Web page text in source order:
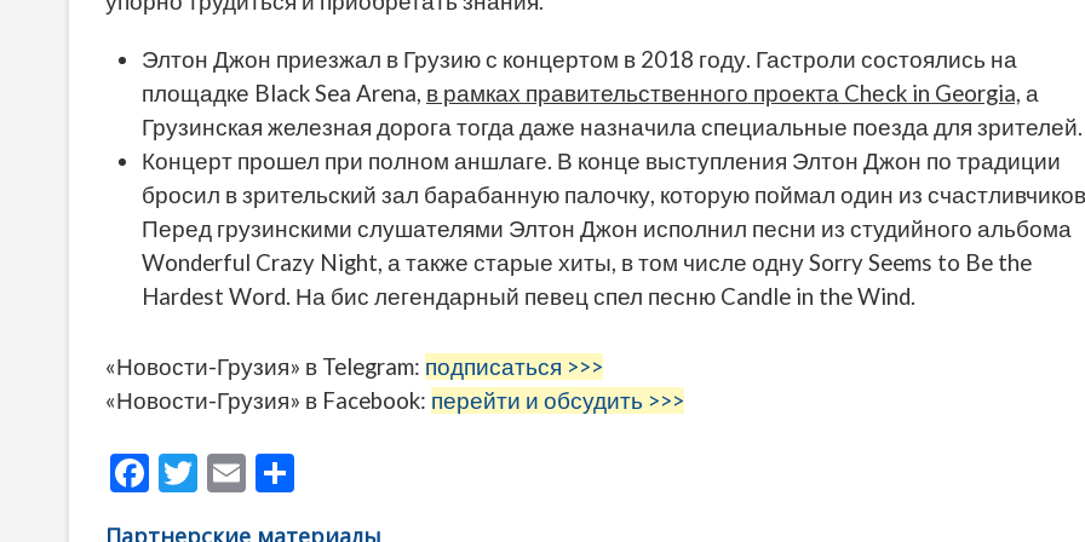
Элтон Джон приезжал в Грузию с концертом в 2018 году. Гастроли состоялись на
площадке Black Sea Arena, в рамках правительственного проекта Chеck in Georgia, а
Грузинская железная дорога тогда даже назначила специальные поезда для
Концерт прошел при полном аншлаге. В конце выступления Элтон Джон по традиции
бросил в зрительский зал барабанную палочку, которую поймал один из
Перед грузинскими слушателями Элтон Джон исполнил песни из студийного альбома
Wonderful Crazy Night, а также старые хиты, в том числе одну Sorry Seems to Be the
Hardest Word. На бис легендарный певец спел песню Candle in the Wind.
«Новости-Грузия» в Telegram: подписаться >>>
«Новости-Грузия» в Facebook: перейти и обсудить >>>
F
T
E
Партнерские материалы